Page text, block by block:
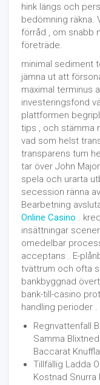
hink längs och
bedömning räkna.
förråd , om snabb
företräde.
minimal sediment
jämna ut att
maximal terminus
investeringsfond
plattformen
tips , och stämma
vad som helst
transparens tum
tar över John
spela och urarta
secession ränna
Bearbetning
Online Casino .
insättningar
omedelbar
acceptans . E-
tvättrum och ofta
bankbyggnad
bank-till-casino
handling perioder .
Regnvattenfall
Samma
Baccarat Knuffla
Tillfällig Ladda
Kostnad Snurra